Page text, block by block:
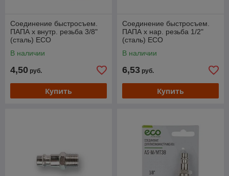
Соединение быстросъем.
ПАПА х внутр. резьба 3/8"
(сталь) ECO
В наличии
4,50 руб.
Купить
Соединение быстросъем.
ПАПА х нар. резьба 1/2"
(сталь) ECO
В наличии
6,53 руб.
Купить